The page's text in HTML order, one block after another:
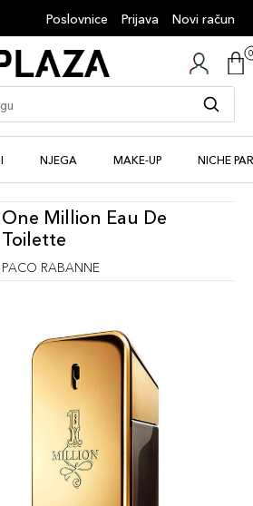
Poslovnice Prijava Novi račun
NJEGA MAKE-UP NICHE
One Million Eau De
Toilette
PACO RABANNE